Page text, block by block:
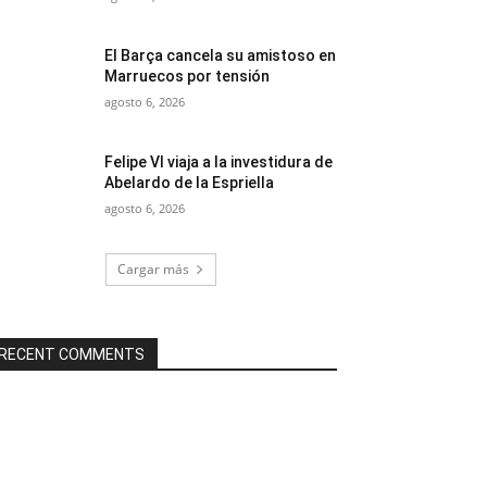
El Barça cancela su amistoso en
Marruecos por tensión
agosto 6, 2026
Felipe VI viaja a la investidura de
Abelardo de la Espriella
agosto 6, 2026
Cargar más
COMMENTS